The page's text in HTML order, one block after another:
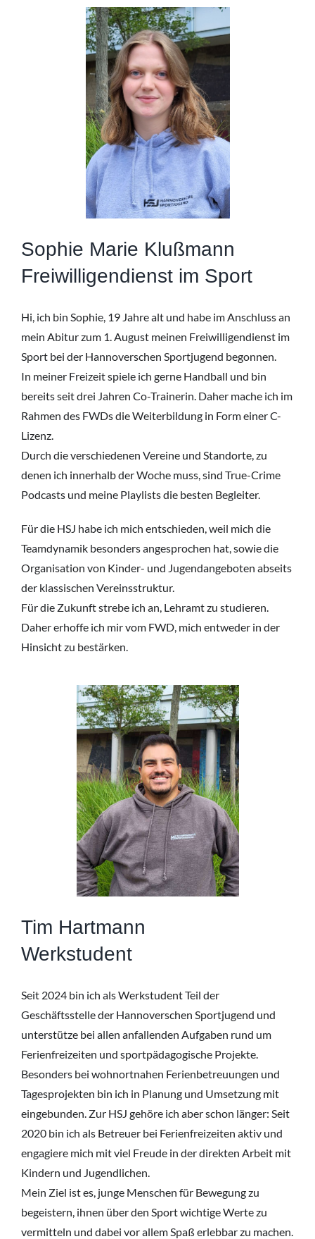
Sophie Marie Klußmann
Freiwilligendienst im Sport
Hi, ich bin Sophie, 19 Jahre alt und habe im Anschluss an
mein Abitur zum 1. August meinen Freiwilligendienst im
Sport bei der Hannoverschen Sportjugend begonnen.
In meiner Freizeit spiele ich gerne Handball und bin
bereits seit drei Jahren Co-Trainerin. Daher mache ich im
Rahmen des FWDs die Weiterbildung in Form einer C-
Lizenz.
Durch die verschiedenen Vereine und Standorte, zu
denen ich innerhalb der Woche muss, sind True-Crime
Podcasts und meine Playlists die besten Begleiter.
Für die HSJ habe ich mich entschieden, weil mich die
Teamdynamik besonders angesprochen hat, sowie die
Organisation von Kinder- und Jugendangeboten abseits
der klassischen Vereinsstruktur.
Für die Zukunft strebe ich an, Lehramt zu studieren.
Daher erhoffe ich mir vom FWD, mich entweder in der
Hinsicht zu bestärken.
Tim Hartmann
Werkstudent
Seit 2024 bin ich als Werkstudent Teil der
Geschäftsstelle der Hannoverschen Sportjugend und
unterstütze bei allen anfallenden Aufgaben rund um
Ferienfreizeiten und sportpädagogische Projekte.
Besonders bei wohnortnahen Ferienbetreuungen und
Tagesprojekten bin ich in Planung und Umsetzung mit
eingebunden. Zur HSJ gehöre ich aber schon länger: Seit
2020 bin ich als Betreuer bei Ferienfreizeiten aktiv und
engagiere mich mit viel Freude in der direkten Arbeit mit
Kindern und Jugendlichen.
Mein Ziel ist es, junge Menschen für Bewegung zu
begeistern, ihnen über den Sport wichtige Werte zu
vermitteln und dabei vor allem Spaß erlebbar zu machen.